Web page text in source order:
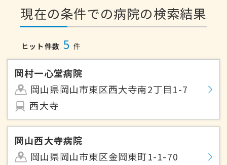
現在の条件での病院の検索結果
ヒット件数 5 件
岡村一心堂病院
岡山県岡山市東区西大寺南2丁目1-7
西大寺
岡山西大寺病院
岡山県岡山市東区金岡東町1-1-70